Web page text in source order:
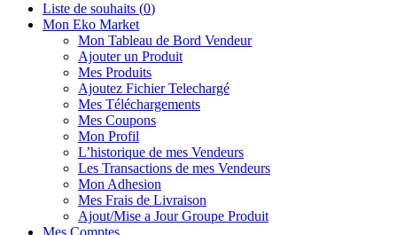
Liste de souhaits (0)
Mon Eko Market
Mon Tableau de Bord Vendeur
Ajouter un Produit
Mes Produits
Ajoutez Fichier Telechargé
Mes Téléchargements
Mes Coupons
Mon Profil
L’historique de mes Vendeurs
Les Transactions de mes Vendeurs
Mon Adhesion
Mes Frais de Livraison
Ajout/Mise a Jour Groupe Produit
Mes Comptes